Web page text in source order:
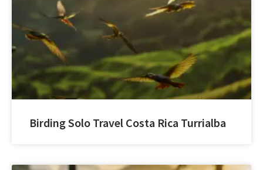
Birding Solo Travel Costa Rica Turrialba